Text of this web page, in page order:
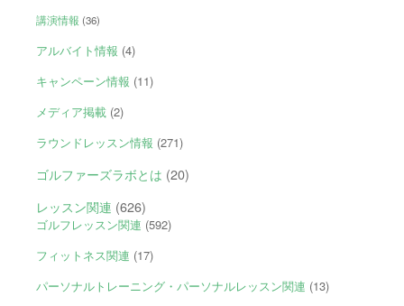
講演情報 (36)
アルバイト情報 (4)
キャンペーン情報 (11)
メディア掲載(2)
ラウンドレッスン情報 (271)
ゴルファーズラボとは (20)
レッスン関連 (626)
ゴルフレッスン関連 (592)
フィットネス関連 (17)
パーソナルトレーニング・パーソナルレッスン関連 (13)